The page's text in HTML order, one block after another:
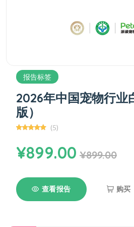
报告标签
2026年中国宠物行业
版）
(5)
¥899.00 ¥899.00
查看报告 购买